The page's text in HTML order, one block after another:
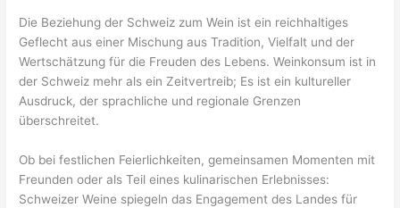
Die Beziehung der Schweiz zum Wein ist ein reichhaltiges
Geflecht aus einer Mischung aus Tradition, Vielfalt und der
Wertschätzung für die Freuden des Lebens. Weinkonsum ist in
der Schweiz mehr als ein Zeitvertreib; Es ist ein kultureller
Ausdruck, der sprachliche und regionale Grenzen
überschreitet.
Ob bei festlichen Feierlichkeiten, gemeinsamen Momenten mit
Freunden oder als Teil eines kulinarischen Erlebnisses:
Schweizer Weine spiegeln das Engagement des Landes für